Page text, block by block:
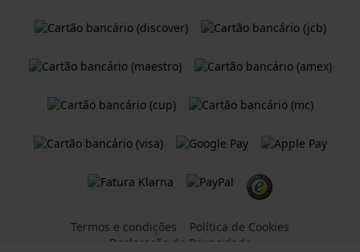
Termos e condições
Política de Cookies
Declaração de Privacidade